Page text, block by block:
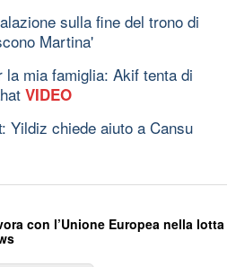
sulla fine del trono di
Martina'
la mia famiglia: Akif tenta di
VIDEO
Yildiz chiede aiuto a Cansu
con l’Unione Europea nella lotta